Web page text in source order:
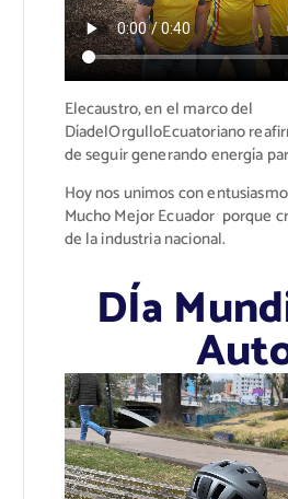
Elecaustro, en el marco del
DíadelOrgulloEcuatoriano
de seguir generando energía
Hoy nos unimos con
Mucho Mejor Ecuador porque
de la industria nacional.
DÍa